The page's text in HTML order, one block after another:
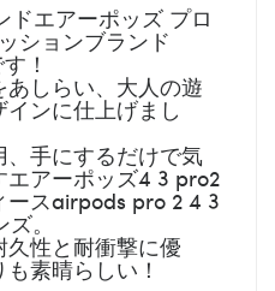
ドエアーポッズ プロ
ションブランド
！
あしらい、大人の遊
ンに仕上げまし
手にするだけで気
アーポッズ4 3 pro2
ースairpods pro 2 4 3
。
久性と耐衝撃に優
素晴らしい！